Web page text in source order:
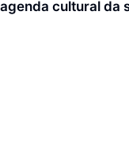
agenda cultural da